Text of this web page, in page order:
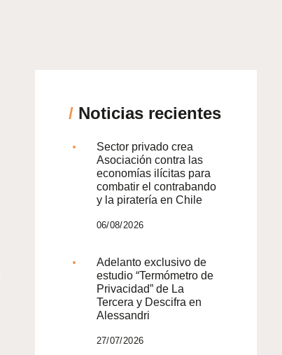
/Noticias recientes
Sector privado crea
Asociación contra las
economías ilícitas para
combatir el contrabando
y la piratería en Chile
06/08/2026
Adelanto exclusivo de
estudio “Termómetro de
Privacidad” de La
Tercera y Descifra en
Alessandri
27/07/2026